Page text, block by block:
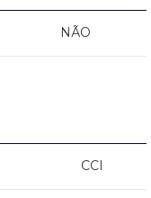
NÃO
CCI